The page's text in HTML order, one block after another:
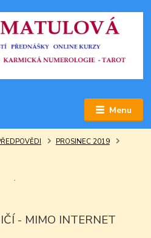
Menu
PROSINEC 2019
.
- MIMO INTERNET